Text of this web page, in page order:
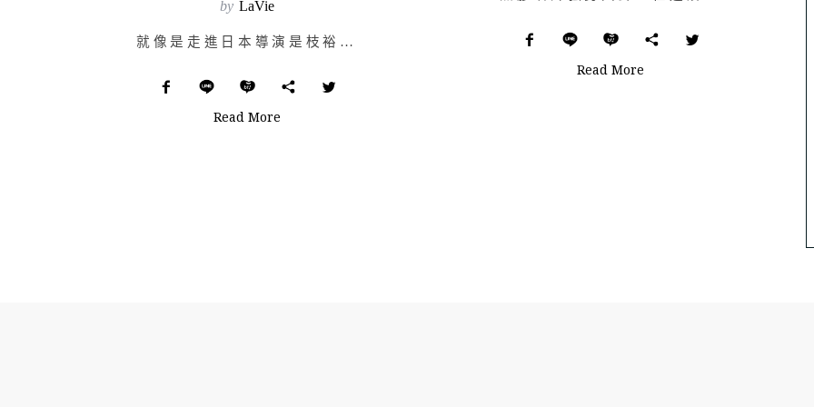
by LaVie
就像是走進日本導演是枝裕和《海街日記》中那平緩又沉靜的鏡頭中！這是初入「緩慢．花蓮文創」時腦中所閃過…
Read More
Read More